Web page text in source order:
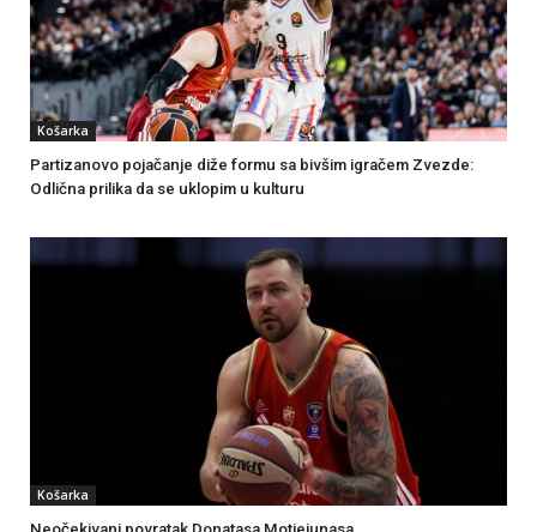
Košarka
Partizanovo pojačanje diže formu sa bivšim igračem Zvezde:
Odlična prilika da se uklopim u kulturu
Košarka